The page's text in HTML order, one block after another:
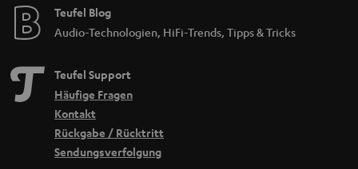
Teufel Blog
Audio-Technologien, HiFi-Trends, Tipps & Tricks
Teufel Support
Häufige Fragen
Kontakt
Rückgabe / Rücktritt
Sendungsverfolgung